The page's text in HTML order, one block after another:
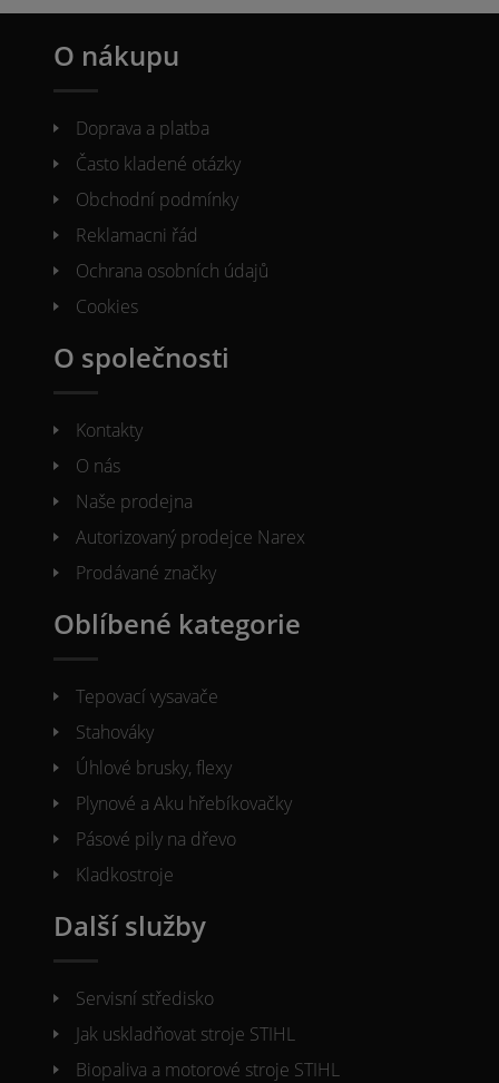
O nákupu
Doprava a platba
Často kladené otázky
Obchodní podmínky
Reklamacni řád
Ochrana osobních údajů
Cookies
O společnosti
Kontakty
O nás
Naše prodejna
Autorizovaný prodejce Narex
Prodávané značky
Oblíbené kategorie
Tepovací vysavače
Stahováky
Úhlové brusky, flexy
Plynové a Aku hřebíkovačky
Pásové pily na dřevo
Kladkostroje
Další služby
Servisní středisko
Jak uskladňovat stroje STIHL
Biopaliva a motorové stroje STIHL